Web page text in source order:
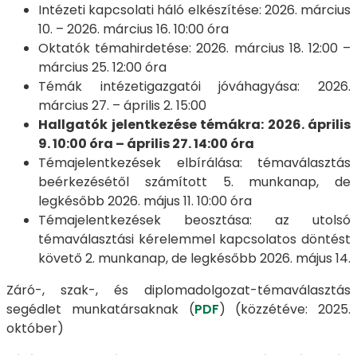
Intézeti kapcsolati háló elkészítése: 2026. március
10. – 2026. március 16. 10:00 óra
Oktatók témahirdetése: 2026. március 18. 12:00 –
március 25. 12:00 óra
Témák intézetigazgatói jóváhagyása: 2026.
március 27. – április 2. 15:00
Hallgatók jelentkezése témákra: 2026. április
9. 10:00 óra – április 27. 14:00 óra
Témajelentkezések elbírálása: témaválasztás
beérkezésétől számított 5. munkanap, de
legkésőbb 2026. május 11. 10:00 óra
Témajelentkezések beosztása: az utolsó
témaválasztási kérelemmel kapcsolatos döntést
követő 2. munkanap, de legkésőbb 2026. május 14.
Záró-, szak-, és diplomadolgozat-témaválasztás
segédlet munkatársaknak (PDF) (közzétéve: 2025.
október)